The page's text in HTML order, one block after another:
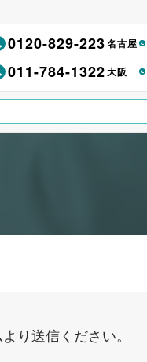
0120-829-223名古屋
011-784-1322大阪
り送信ください。